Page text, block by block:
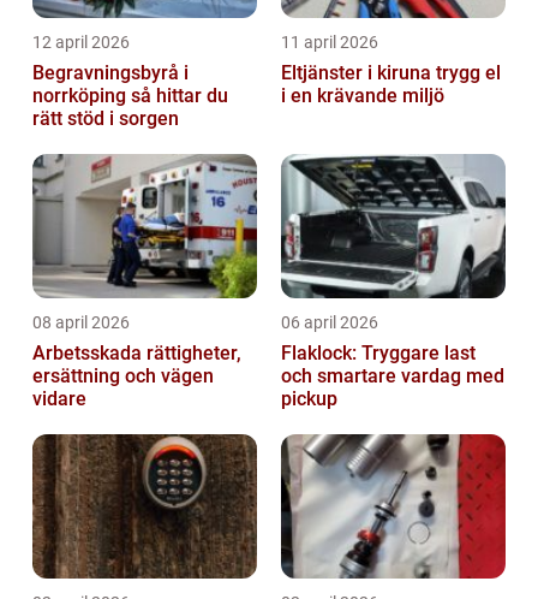
12 april 2026
Begravningsbyrå i
norrköping så hittar du
rätt stöd i sorgen
11 april 2026
Eltjänster i kiruna trygg el
i en krävande miljö
08 april 2026
Arbetsskada rättigheter,
ersättning och vägen
vidare
06 april 2026
Flaklock: Tryggare last
och smartare vardag med
pickup